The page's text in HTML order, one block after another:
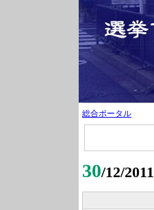
総合ポータル
30/12/2011